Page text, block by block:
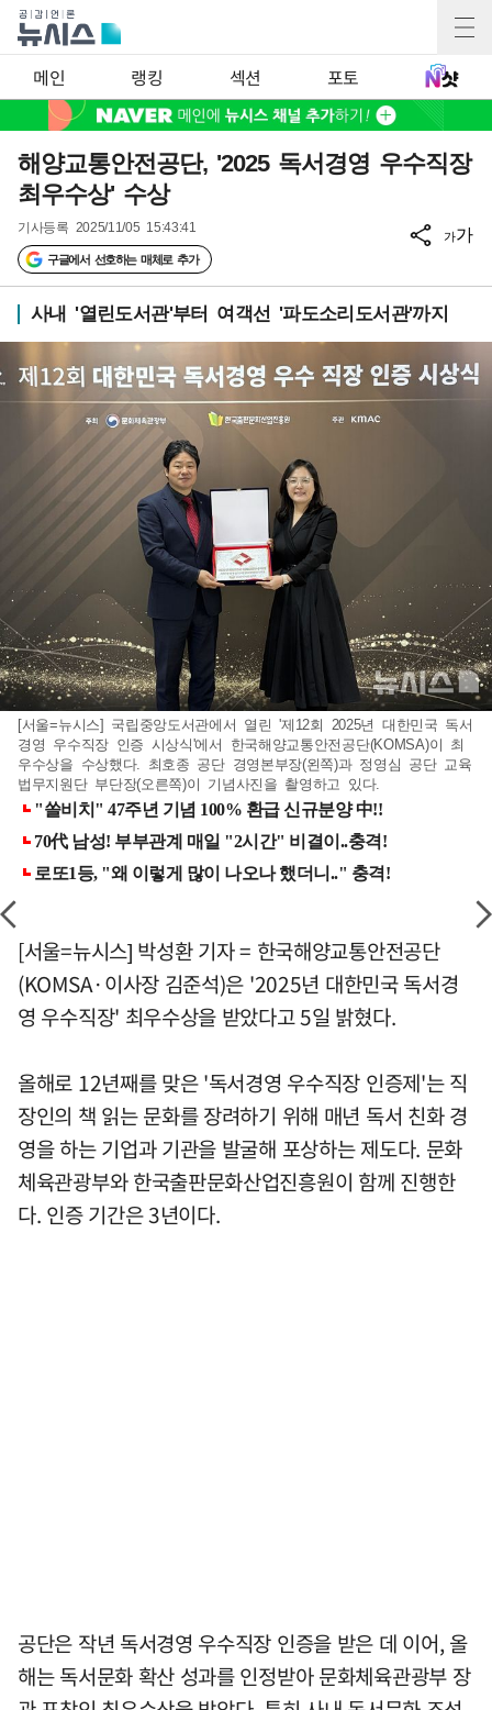
메인 랭킹 섹션 포토
해양교통안전공단, '2025 독서경영 우수직장
최우수상' 수상
기사등록 2025/11/05 15:43:41
구글에서 선호하는 매체로 추가
가가
사내 '열린도서관'부터 여객선 '파도소리도서관'까지
[서울=뉴시스] 국립중앙도서관에서 열린 '제12회 2025년 대한민국 독서
경영 우수직장 인증 시상식'에서 한국해양교통안전공단(KOMSA)이 최
우수상을 수상했다. 최호종 공단 경영본부장(왼쪽)과 정영심 공단 교육
법무지원단 부단장(오른쪽)이 기념사진을 촬영하고 있다.
[서울=뉴시스] 박성환 기자 = 한국해양교통안전공단
(KOMSA·이사장 김준석)은 '2025년 대한민국 독서경
영 우수직장' 최우수상을 받았다고 5일 밝혔다.
올해로 12년째를 맞은 '독서경영 우수직장 인증제'는 직
장인의 책 읽는 문화를 장려하기 위해 매년 독서 친화 경
영을 하는 기업과 기관을 발굴해 포상하는 제도다. 문화
체육관광부와 한국출판문화산업진흥원이 함께 진행한
다. 인증 기간은 3년이다.
공단은 작년 독서경영 우수직장 인증을 받은 데 이어, 올
해는 독서문화 확산 성과를 인정받아 문화체육관광부 장